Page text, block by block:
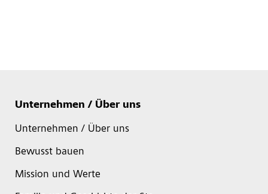
Unternehmen / Über uns
Unternehmen / Über uns
Bewusst bauen
Mission und Werte